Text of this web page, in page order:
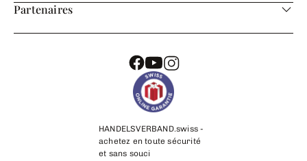
Partenaires
HANDELSVERBAND.swiss -
achetez en toute sécurité
et sans souci